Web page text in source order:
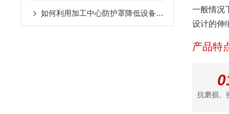
如何利用加工中心防护罩降低设备损耗？
一般情况
设计的伸
产品特
抗磨损、